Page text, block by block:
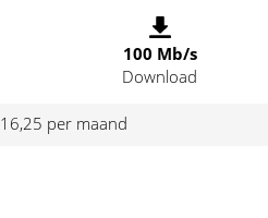
100 Mb/s
Download
16,25 per maand